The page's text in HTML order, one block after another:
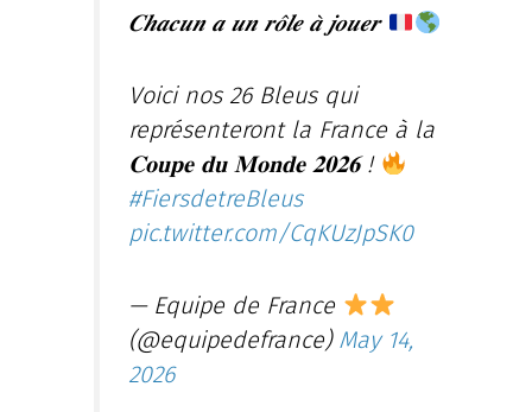
𝑪𝒉𝒂𝒄𝒖𝒏 𝒂 𝒖𝒏 𝒓𝒐̂𝒍𝒆 𝒂̀ 𝒋𝒐𝒖𝒆𝒓
Voici nos 26 Bleus qui
représenteront la France à la
𝐂𝐨𝐮𝐩𝐞 𝐝𝐮 𝐌𝐨𝐧𝐝𝐞 𝟐𝟎𝟐𝟔 !
#FiersdetreBleus
pic.twitter.com/CqKUzJpSK0
— Equipe de France
(@equipedefrance) May 14,
2026